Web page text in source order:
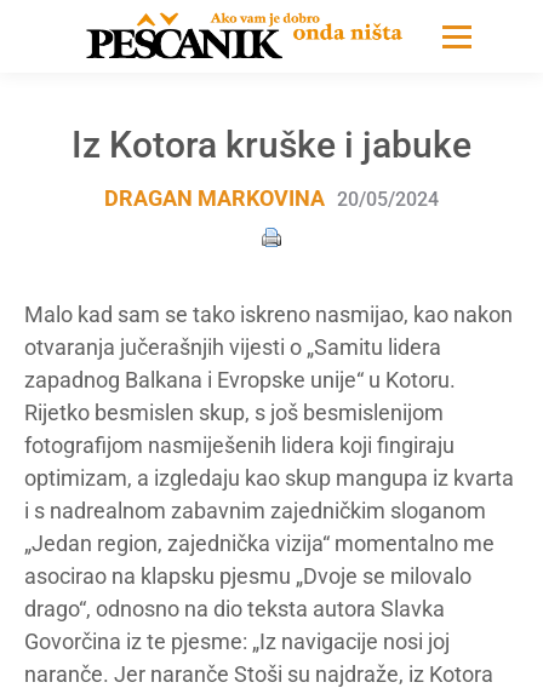
Iz Kotora kruške i jabuke
DRAGAN MARKOVINA 20/05/2024
Malo kad sam se tako iskreno nasmijao, kao nakon
otvaranja jučerašnjih vijesti o „Samitu lidera
zapadnog Balkana i Evropske unije“ u Kotoru.
Rijetko besmislen skup, s još besmislenijom
fotografijom nasmiješenih lidera koji fingiraju
optimizam, a izgledaju kao skup mangupa iz kvarta
i s nadrealnom zabavnim zajedničkim sloganom
„Jedan region, zajednička vizija“ momentalno me
asocirao na klapsku pjesmu „Dvoje se milovalo
drago“, odnosno na dio teksta autora Slavka
Govorčina iz te pjesme: „Iz navigacije nosi joj
naranče. Jer naranče Stoši su najdraže, iz Kotora